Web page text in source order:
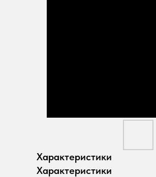
Характеристики
Характеристики